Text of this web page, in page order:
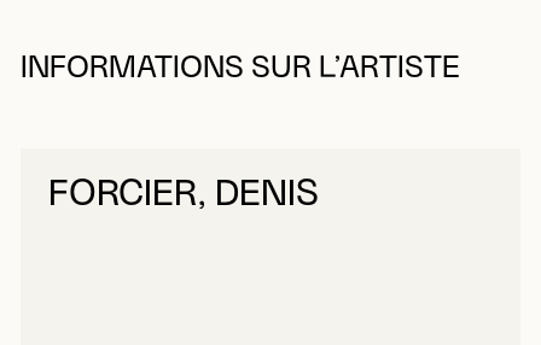
INFORMATIONS SUR L’ARTISTE
FORCIER, DENIS